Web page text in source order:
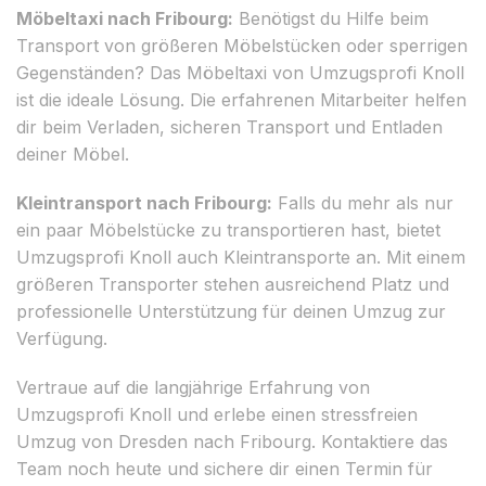
Möbeltaxi nach Fribourg: Benötigst du Hilfe beim
Transport von größeren Möbelstücken oder sperrigen
Gegenständen? Das Möbeltaxi von Umzugsprofi Knoll
ist die ideale Lösung. Die erfahrenen Mitarbeiter helfen
dir beim Verladen, sicheren Transport und Entladen
deiner Möbel.
Kleintransport nach Fribourg: Falls du mehr als nur
ein paar Möbelstücke zu transportieren hast, bietet
Umzugsprofi Knoll auch Kleintransporte an. Mit einem
größeren Transporter stehen ausreichend Platz und
professionelle Unterstützung für deinen Umzug zur
Verfügung.
Vertraue auf die langjährige Erfahrung von
Umzugsprofi Knoll und erlebe einen stressfreien
Umzug von Dresden nach Fribourg. Kontaktiere das
Team noch heute und sichere dir einen Termin für